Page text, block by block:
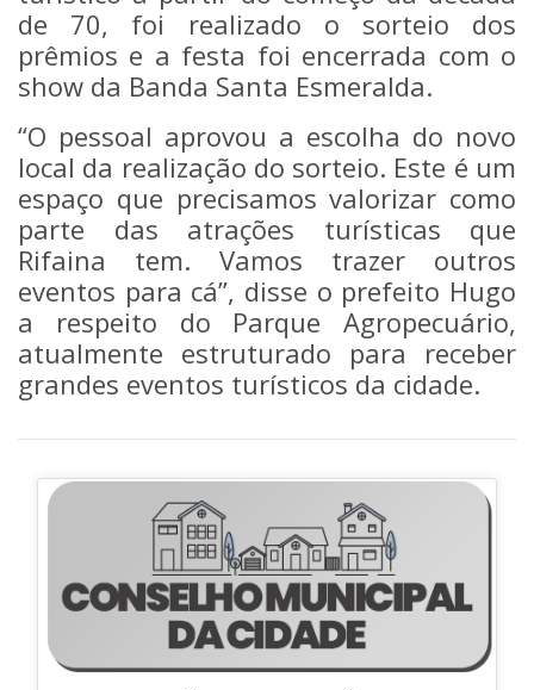
de 70, foi realizado o sorteio dos
prêmios e a festa foi encerrada com o
show da Banda Santa Esmeralda.
“O pessoal aprovou a escolha do novo
local da realização do sorteio. Este é um
espaço que precisamos valorizar como
parte das atrações turísticas que
Rifaina tem. Vamos trazer outros
eventos para cá”, disse o prefeito Hugo
a respeito do Parque Agropecuário,
atualmente estruturado para receber
grandes eventos turísticos da cidade.